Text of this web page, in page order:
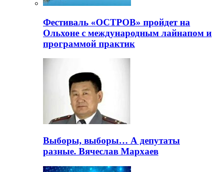
Фестиваль «ОСТРОВ» пройдет на
Ольхоне с международным лайнапом и
программой практик
Выборы, выборы… А депутаты
разные. Вячеслав Мархаев